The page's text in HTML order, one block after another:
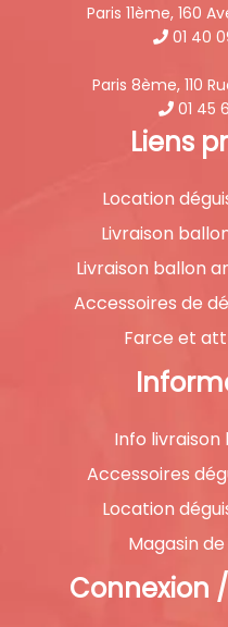
Paris 11ème, 160
01 40
Paris 8ème, 110
01 45
Liens
Location
Livraison
Livraison ballon
Accessoires de
Farce et
Info livraison
Accessoires
Location
Magasin
Connexion